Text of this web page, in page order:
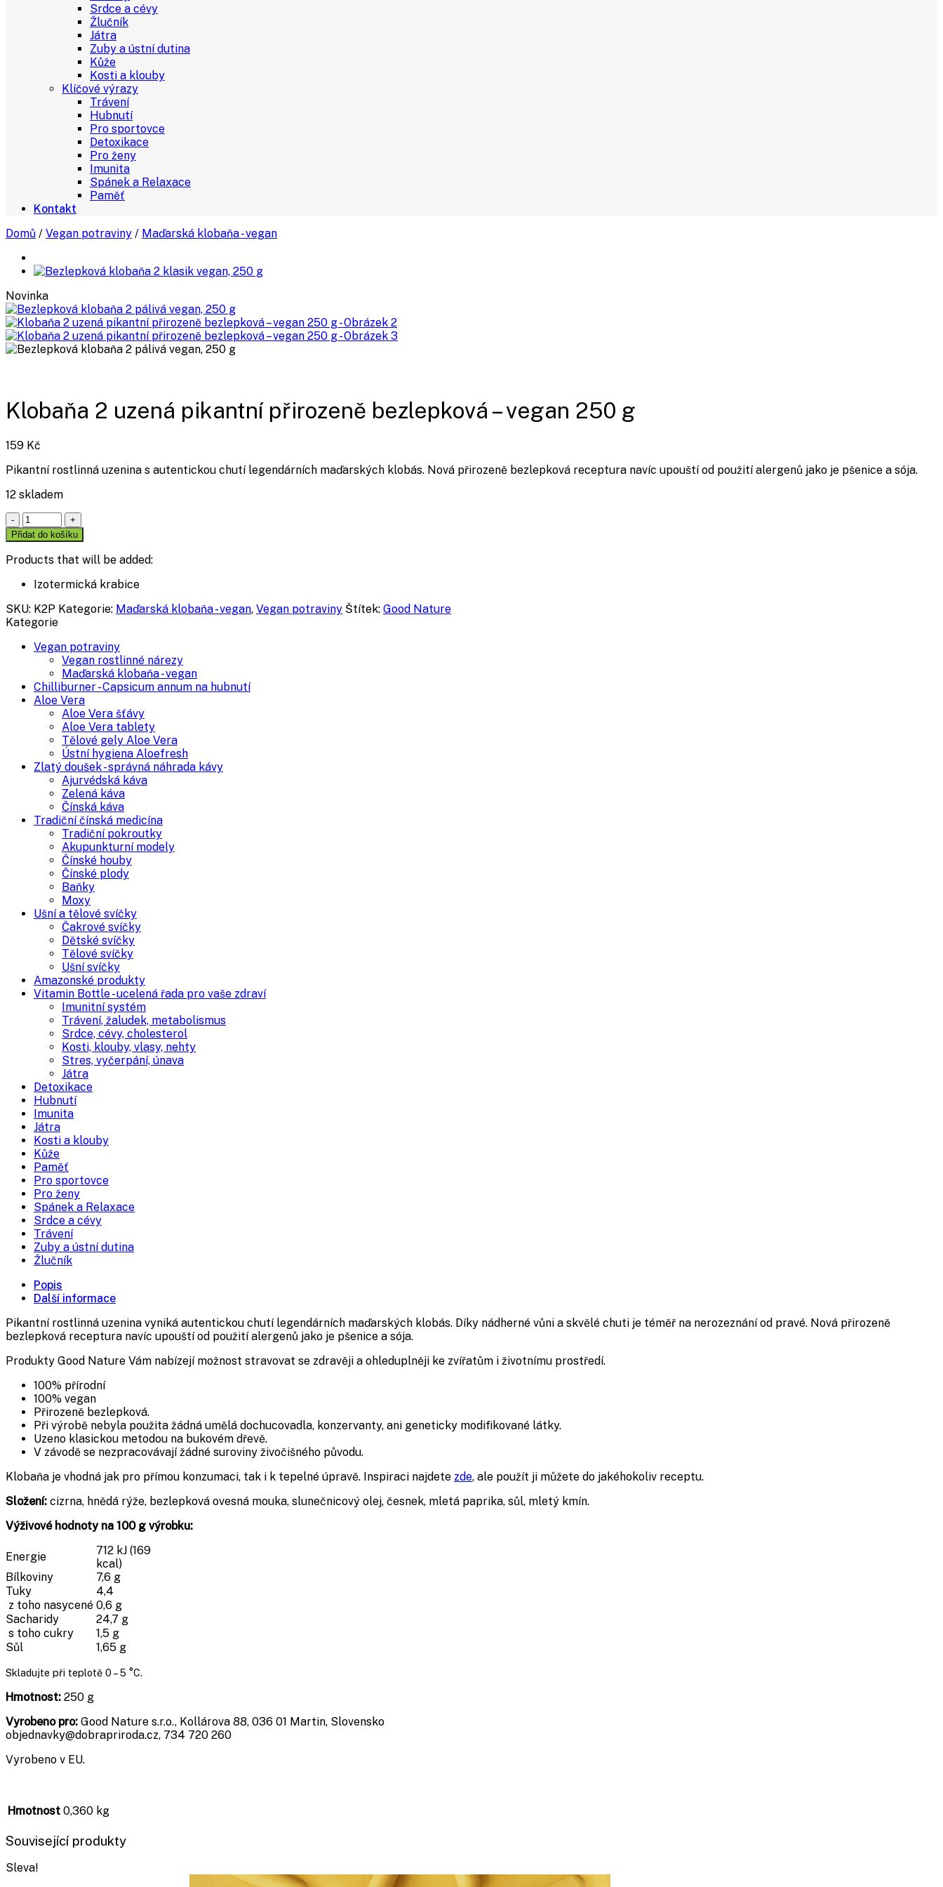
Srdce a cévy
Žlučník
Játra
Zuby a ústní dutina
Kůže
Kosti a klouby
Klíčové výrazy
Trávení
Hubnutí
Pro sportovce
Detoxikace
Pro ženy
Imunita
Spánek a Relaxace
Paměť
Kontakt
Domů / Vegan potraviny / Maďarská klobaňa - vegan
Novinka
Klobaňa 2 uzená pikantní přirozeně bezlepková – vegan 250 g
159 Kč
Pikantní rostlinná uzenina s autentickou chutí legendárních maďarských klobás. Nová přirozeně bezlepková receptura navíc upouští od použití alergenů jako je pšenice a sója.
12 skladem
Klobaňa
2
uzená
pikantní
bezlepková
vegan
250
množství
Přidat do košíku
Products that will be added:
Izotermická krabice
SKU: K2P Kategorie: Maďarská klobaňa - vegan, Vegan potraviny Štítek: Good Nature
Kategorie
Vegan potraviny
Vegan rostlinné nárezy
Maďarská klobaňa - vegan
Chilliburner - Capsicum annum na hubnutí
Aloe Vera
Aloe Vera šťávy
Aloe Vera tablety
Tělové gely Aloe Vera
Ústní hygiena Aloefresh
Zlatý doušek - správná náhrada kávy
Ajurvédská káva
Zelená káva
Čínská káva
Tradiční čínská medicína
Tradiční pokroutky
Akupunkturní modely
Čínské houby
Čínské plody
Baňky
Moxy
Ušní a tělové svíčky
Čakrové svíčky
Dětské svíčky
Tělové svíčky
Ušní svíčky
Amazonské produkty
Vitamin Bottle - ucelená řada pro vaše zdraví
Imunitní systém
Trávení, žaludek, metabolismus
Srdce, cévy, cholesterol
Kosti, klouby, vlasy, nehty
Stres, vyčerpání, únava
Játra
Detoxikace
Hubnutí
Imunita
Játra
Kosti a klouby
Kůže
Paměť
Pro sportovce
Pro ženy
Spánek a Relaxace
Srdce a cévy
Trávení
Zuby a ústní dutina
Žlučník
Popis
Další informace
Pikantní rostlinná uzenina vyniká autentickou chutí legendárních maďarských klobás. Díky nádherné vůni a skvělé chuti je téměř na nerozeznání od pravé. Nová přirozeně
bezlepková receptura navíc upouští od použití alergenů jako je pšenice a sója.
Produkty Good Nature Vám nabízejí možnost stravovat se zdravěji a ohleduplněji ke zvířatům i životnímu prostředí.
100% přírodní
100% vegan
Přirozeně bezlepková.
Při výrobě nebyla použita žádná umělá dochucovadla, konzervanty, ani geneticky modifikované látky.
Uzeno klasickou metodou na bukovém dřevě.
V závodě se nezpracovávají žádné suroviny živočišného původu.
Klobaňa je vhodná jak pro přímou konzumaci, tak i k tepelné úpravě. Inspiraci najdete zde, ale použít ji můžete do jakéhokoliv receptu.
Složení: cizrna, hnědá rýže, bezlepková ovesná mouka, slunečnicový olej, česnek, mletá paprika, sůl, mletý kmín.
Výživové hodnoty na 100 g výrobku:
Energie
712 kJ (169
kcal)
Bílkoviny
7,6 g
Tuky
4,4
z toho nasycené 0,6 g
Sacharidy
24,7 g
s toho cukry
1,5 g
Sůl
1,65 g
Skladujte při teplotě 0 – 5 °C.
Hmotnost: 250 g
Vyrobeno pro: Good Nature s.r.o., Kollárova 88, 036 01 Martin, Slovensko
objednavky@dobrapriroda.cz, 734 720 260
Vyrobeno v EU.
Hmotnost 0,360 kg
Související produkty
Sleva!